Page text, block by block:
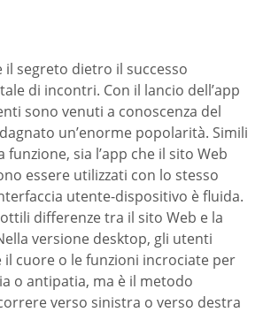
il segreto dietro il successo
di incontri. Con il lancio dell’app
sono venuti a conoscenza del
un’enorme popolarità. Simili
funzione, sia l’app che il sito Web
essere utilizzati con lo stesso
utente-dispositivo è fluida.
differenze tra il sito Web e la
versione desktop, gli utenti
il cuore o le funzioni incrociate per
o antipatia, ma è il metodo
verso sinistra o verso destra